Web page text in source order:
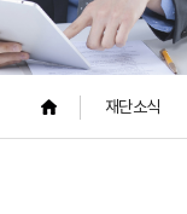
재단소식